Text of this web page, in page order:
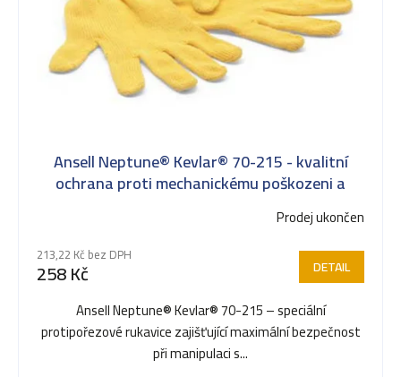
Ansell Neptune® Kevlar® 70-215 - kvalitní
ochrana proti mechanickému poškozeni a
hodnocení
produktu
je
z
Prodej ukončen
213,22 Kč bez DPH
258 Kč DETAIL
Ansell Neptune® Kevlar® 70-215 – speciální
protipořezové rukavice zajišťující maximální bezpečnost
při manipulaci s...